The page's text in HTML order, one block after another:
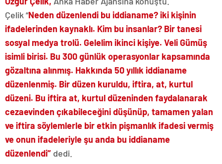
Çelik “Neden düzenlendi bu iddianame? iki kişinin
ifadelerinden kaynaklı. Kim bu insanlar? Bir tanesi
sosyal medya trolü. Gelelim ikinci kişiye. Veli Gümüş
isimli birisi. Bu 300 günlük operasyonlar kapsamında
gözaltına alınmış. Hakkında 50 yıllık iddianame
düzenlenmiş. Bir düzen kuruldu, iftira, at, kurtul
düzeni. Bu iftira at, kurtul düzeninden faydalanarak
cezaevinden çıkabileceğini düşünüp, tamamen yalan
ve iftira söylemlerle bir etkin pişmanlık ifadesi vermiş
ve onun ifadeleriyle şu anda bu iddianame
düzenlendi” dedi.